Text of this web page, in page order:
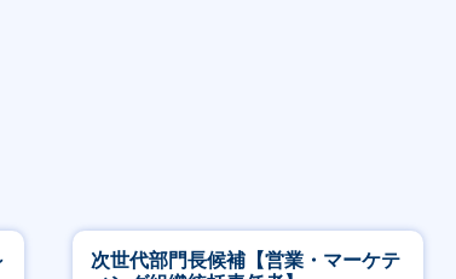
次世代部門長候補【営業・マーケテ